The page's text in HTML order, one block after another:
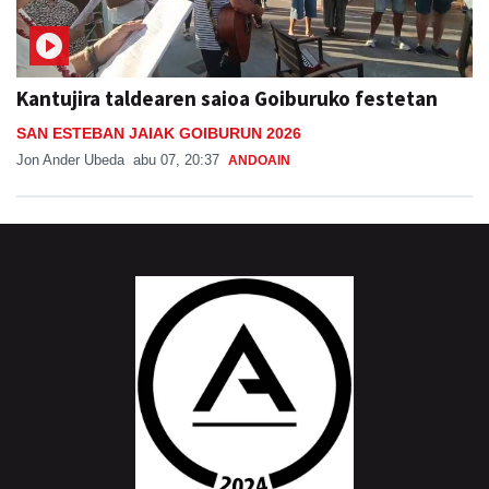
Kantujira taldearen saioa Goiburuko festetan
SAN ESTEBAN JAIAK GOIBURUN 2026
Jon Ander Ubeda abu 07, 20:37 ANDOAIN